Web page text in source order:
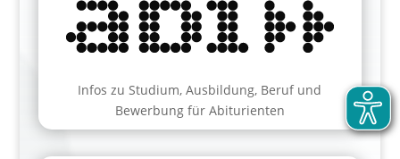
Infos zu Studium, Ausbildung, Beruf und
Bewerbung für Abiturienten